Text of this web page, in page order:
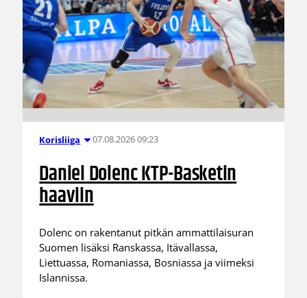
Korisliiga 07.08.2026 09:23
Daniel Dolenc KTP-Basketin
haaviin
Dolenc on rakentanut pitkän ammattilaisuran
Suomen lisäksi Ranskassa, Itävallassa,
Liettuassa, Romaniassa, Bosniassa ja viimeksi
Islannissa.